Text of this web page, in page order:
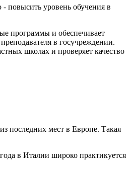
повысить уровень обучения в
программы и обеспечивает
в госучреждении.
школах и проверяет качество
последних мест в Европе. Такая
в Италии широко практикуется